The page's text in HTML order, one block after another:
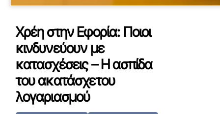
Χρέη στην Εφορία: Ποιοι
κινδυνεύουν με
κατασχέσεις – Η ασπίδα
του ακατάσχετου
λογαριασμού